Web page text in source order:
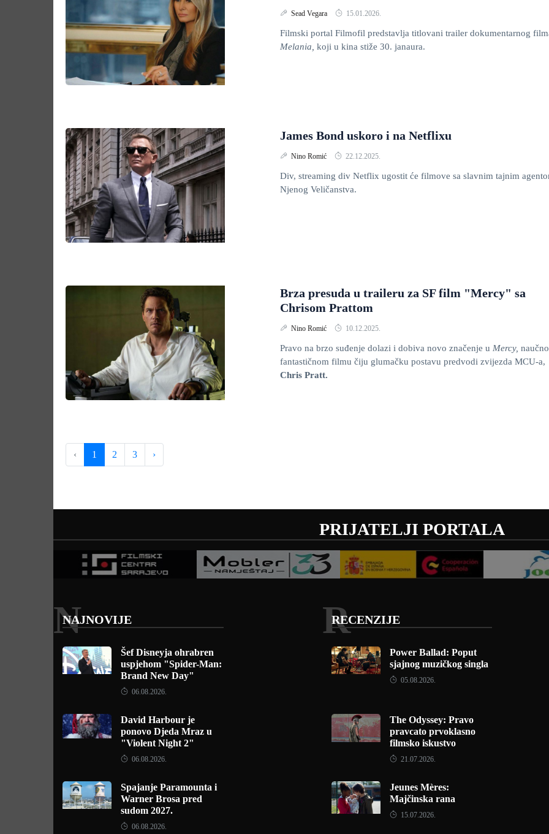
Sead Vegara 15.01.2026.
Filmski portal Filmofil predstavlja titlovani trailer dokumentarnog
Melania, koji u kina stiže 30. janaura.
James Bond uskoro i na Netflixu
Nino Romić 22.12.2025.
Div, streaming div Netflix ugostit će filmove sa slavnim tajnim
Njenog Veličanstva.
Brza presuda u traileru za SF film "Mercy" sa
Chrisom Prattom
Nino Romić 10.12.2025.
Pravo na brzo suđenje dolazi i dobiva novo značenje u Mercy,
fantastičnom filmu čiju glumačku postavu predvodi zvijezda MCU-a,
Chris Pratt.
‹ 1 2 3 ›
PRIJATELJI PORTALA
NAJNOVIJE
N
Šef Disneyja ohrabren
uspjehom "Spider-Man:
Brand New Day"
06.08.2026.
David Harbour je
ponovo Djeda Mraz u
"Violent Night 2"
06.08.2026.
Spajanje Paramounta i
Warner Brosa pred
sudom 2027.
06.08.2026.
RECENZIJE
R
Power Ballad: Poput
sjajnog muzičkog singla
05.08.2026.
The Odyssey: Pravo
pravcato prvoklasno
filmsko iskustvo
21.07.2026.
Jeunes Mères:
Majčinska rana
15.07.2026.